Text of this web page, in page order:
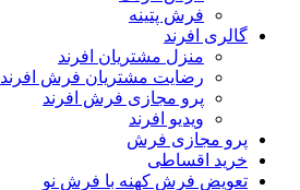
فرش پتینه
گالری افرند
منزل مشتریان افرند
رضایت مشتریان فرش افرند
پرو مجازی فرش افرند
ویدیو افرند
پرو مجازی فرش
خرید اقساطی
تعویض فرش کهنه با فرش نو